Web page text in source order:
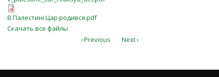
В Палестині Цар родився.pdf
В Палестині Цар родився.pdf
Скачать все файлы
‹ Previous Next ›